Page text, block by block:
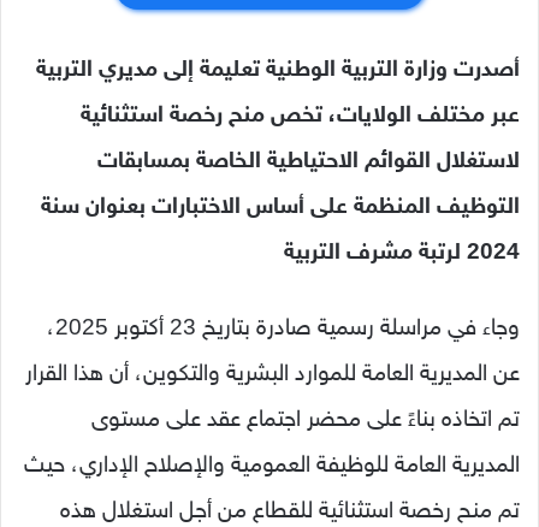
أصدرت وزارة التربية الوطنية تعليمة إلى مديري التربية
عبر مختلف الولايات، تخص منح رخصة استثنائية
لاستغلال القوائم الاحتياطية الخاصة بمسابقات
التوظيف المنظمة على أساس الاختبارات بعنوان سنة
2024 لرتبة مشرف التربية
وجاء في مراسلة رسمية صادرة بتاريخ 23 أكتوبر 2025،
عن المديرية العامة للموارد البشرية والتكوين، أن هذا القرار
تم اتخاذه بناءً على محضر اجتماع عقد على مستوى
المديرية العامة للوظيفة العمومية والإصلاح الإداري، حيث
تم منح رخصة استثنائية للقطاع من أجل استغلال هذه